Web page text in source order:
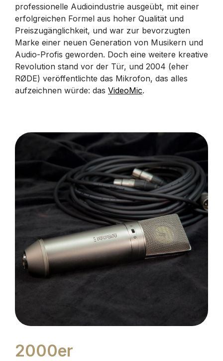
professionelle Audioindustrie ausgeübt, mit einer
erfolgreichen Formel aus hoher Qualität und
Preiszugänglichkeit, und war zur bevorzugten
Marke einer neuen Generation von Musikern und
Audio-Profis geworden. Doch eine weitere kreative
Revolution stand vor der Tür, und 2004 (eher
RØDE) veröffentlichte das Mikrofon, das alles
aufzeichnen würde: das VideoMic.
2000er